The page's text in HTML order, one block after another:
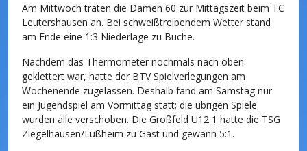
Am Mittwoch traten die Damen 60 zur Mittagszeit beim TC
Leutershausen an. Bei schweißtreibendem Wetter stand
am Ende eine 1:3 Niederlage zu Buche.
Nachdem das Thermometer nochmals nach oben
geklettert war, hatte der BTV Spielverlegungen am
Wochenende zugelassen. Deshalb fand am Samstag nur
ein Jugendspiel am Vormittag statt; die übrigen Spiele
wurden alle verschoben. Die Großfeld U12 1 hatte die TSG
Ziegelhausen/Lußheim zu Gast und gewann 5:1.